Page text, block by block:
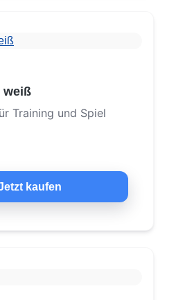
weiß
Training und Spiel
kaufen